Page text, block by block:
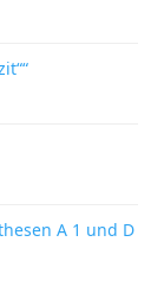
A 1 und D